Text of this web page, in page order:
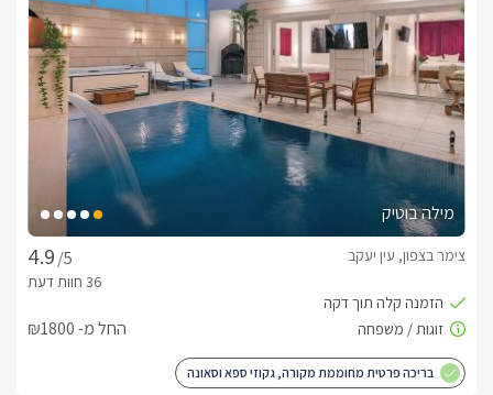
מילה בוטיק
/5
צימר בצפון, עין יעקב
החל מ- ₪1800
בריכה פרטית מחוממת מקורה, גקוזי ספא וסאונה